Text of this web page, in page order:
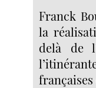
Franck
la
delà de